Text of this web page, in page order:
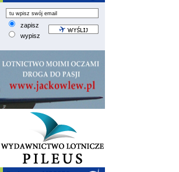
zapisz
wypisz